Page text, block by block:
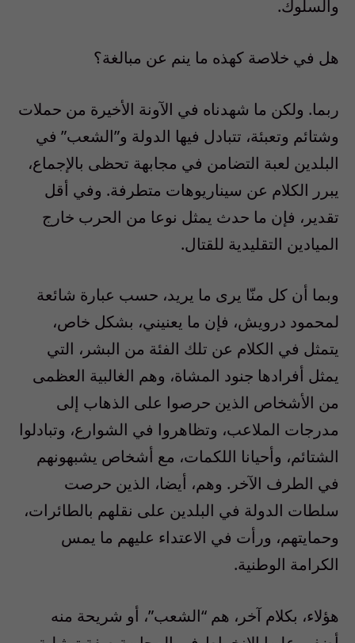
والسلوك.
هل في خلاصة كهذه ما ينم عن مبالغة؟
ربما. ولكن ما شهدناه في الآونة الأخيرة من حملات
وشتائم وتعبئة، تتبادل فيها الدولة و”الشعب” في
البلدين لعبة التضامن في مجابهة تحظى بالإجماع،
يبرر الكلام عن سيناريوهات متطرفة. وفي أقل
تقدير، فإن ما حدث يمثل نوعا من الحرب خارج
الميادين التقليدية للقتال.
وبما أن كل منّا يرى ما يريد، حسب عبارة شائعة
لمحمود درويش، فإن ما يعنيني، بشكل خاص،
يتمثل في الكلام عن تلك الفئة من البشر، التي
يمثل أفرادها جنود المشاة، وهم الغالبية العظمى
من الأشخاص الذين حرصوا على الذهاب إلى
مدرجات الملاعب، وتظاهروا في الشوارع، وتبادلوا
الشتائم، وأحيانا اللكمات، مع أشخاص يشبهونهم
في الطرف الآخر. وهم، أيضا، الذين حرصت
سلطات الدولة في البلدين على نقلهم بالطائرات،
وحمايتهم، ورأت في الاعتداء عليهم ما يمس
الكرامة الوطنية.
هؤلاء، بكلام آخر، هم “الشعب”، أو شريحة منه